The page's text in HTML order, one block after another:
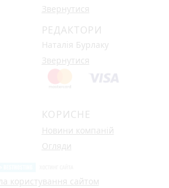
Звернутися
РЕДАКТОРИ
Наталія Бурлаку
Звернутися
КОРИСНЕ
Новини компаній
Огляди
користування сайтом